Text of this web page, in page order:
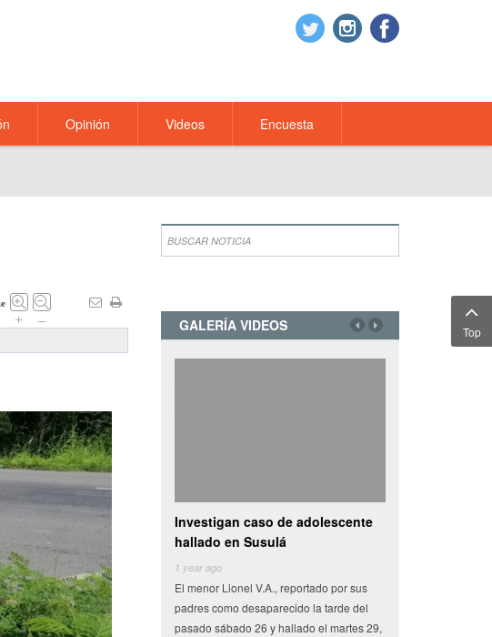
Opinión Videos Encuesta
+ – GALERÍA VIDEOS
Investigan caso de adolescente
1 year ago
El menor Lionel V.A., reportado por sus
padres como desaparecido la tarde del
pasado sábado 26 y hallado el martes 29,
Camioneta con vegetales choca y
se vuelva en centro de
Miles de pesos en frutas y verduras que
tenían como destino el municipio de
Conkal se perdieron en un siniestro vial
Top